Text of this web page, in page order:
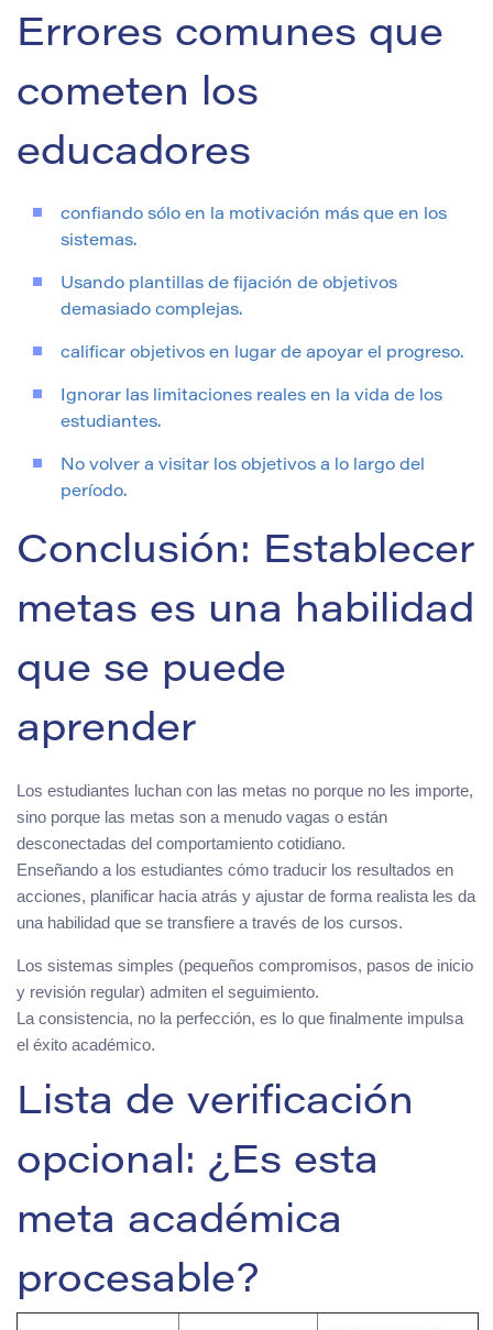
Errores comunes que
cometen los
educadores
confiando sólo en la motivación más que en los
sistemas.
Usando plantillas de fijación de objetivos
demasiado complejas.
calificar objetivos en lugar de apoyar el progreso.
Ignorar las limitaciones reales en la vida de los
estudiantes.
No volver a visitar los objetivos a lo largo del
período.
Conclusión: Establecer
metas es una habilidad
que se puede
aprender
Los estudiantes luchan con las metas no porque no les importe,
sino porque las metas son a menudo vagas o están
desconectadas del comportamiento cotidiano.
Enseñando a los estudiantes cómo traducir los resultados en
acciones, planificar hacia atrás y ajustar de forma realista les da
una habilidad que se transfiere a través de los cursos.
Los sistemas simples (pequeños compromisos, pasos de inicio
y revisión regular) admiten el seguimiento.
La consistencia, no la perfección, es lo que finalmente impulsa
el éxito académico.
Lista de verificación
opcional: ¿Es esta
meta académica
procesable?